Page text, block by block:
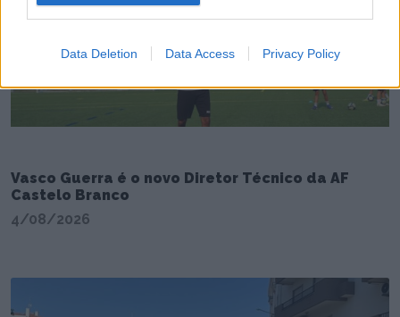
Data Deletion Data Access Privacy Policy
Vasco Guerra é o novo Diretor Técnico da AF
Castelo Branco
4/08/2026